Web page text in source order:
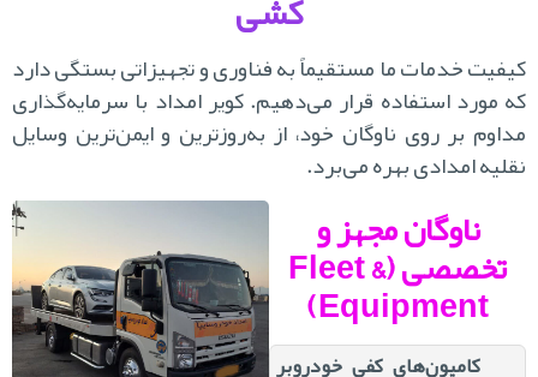
خدمات ما مستقیماً به فناوری و تجهیزاتی بستگی دارد
مورد استفاده قرار می‌دهیم. کویر امداد با سرمایه‌گذاری
بر روی ناوگان خود، از به‌روزترین و ایمن‌ترین وسایل
امدادی بهره می‌برد.
ناوگان مجهز و
تخصصی (Fleet &
Equipment)
کامیون‌های کفی خودروبر